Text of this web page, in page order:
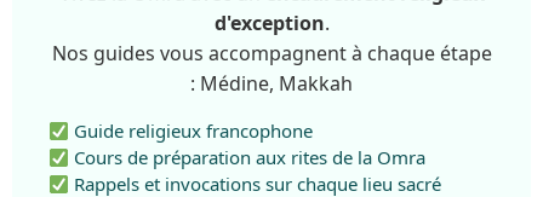
d'exception.
Nos guides vous accompagnent à chaque étape
: Médine, Makkah
Guide religieux francophone
Cours de préparation aux rites de la Omra
Rappels et invocations sur chaque lieu sacré